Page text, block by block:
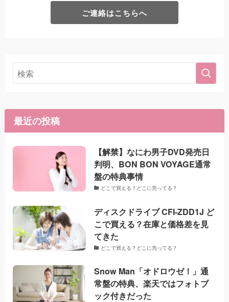
ご連絡はこちらへ
最近の投稿
【解禁】なにわ男子DVD発売日
判明、BON BON VOYAGE通常
盤の特典事情
どこで買える？どこに売ってる？
ディスクドライブ CFI-ZDD1J ど
こで買える？在庫と価格差を見
てきた
どこで買える？どこに売ってる？
Snow Man「オドロウゼ！」通
常盤の特典、楽天ではフォトブ
ック付きだった